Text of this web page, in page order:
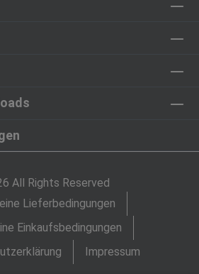
All Rights Reserved
Lieferbedingungen
Einkaufsbedingungen
Impressum